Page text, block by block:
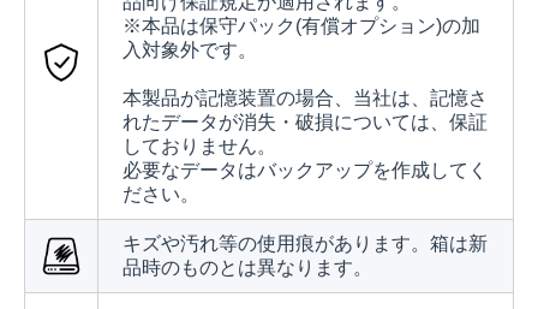
※本品は保守パック(有償オプション)の加
入対象外です。
本製品が記憶装置の場合、当社は、記憶さ
れたデータが消失・破損については、保証
しておりません。
必要なデータはバックアップを作成してく
ださい。
キズや汚れ等の使用痕があります。箱は新
品時のものとは異なります。